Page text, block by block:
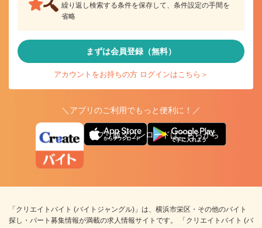
繰り返し検索する条件を保存して、条件設定の手間を
省略
まずは会員登録（無料）
アカウントをお持ちの方 ログインはこちら＞
＼アプリのご利用でもっと便利に！／
アプリ版ダウンロードはこちらから
「クリエイトバイト (バイトジャングル)」は、横浜市栄区・その他のバイト
探し・パート募集情報が満載の求人情報サイトです。 「クリエイトバイト (バ